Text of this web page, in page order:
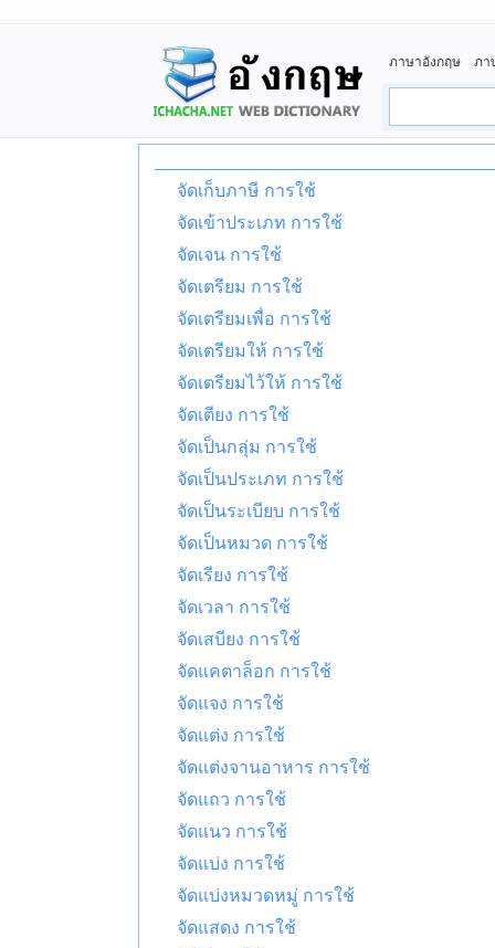
ภาษาอังกฤษ ภา
จัดเก็บภาษี การใช้
จัดเข้าประเภท การใช้
จัดเจน การใช้
จัดเตรียม การใช้
จัดเตรียมเพื่อ การใช้
จัดเตรียมให้ การใช้
จัดเตรียมไว้ให้ การใช้
จัดเตียง การใช้
จัดเป็นกลุ่ม การใช้
จัดเป็นประเภท การใช้
จัดเป็นระเบียบ การใช้
จัดเป็นหมวด การใช้
จัดเรียง การใช้
จัดเวลา การใช้
จัดเสบียง การใช้
จัดแคตาล็อก การใช้
จัดแจง การใช้
จัดแต่ง การใช้
จัดแต่งจานอาหาร การใช้
จัดแถว การใช้
จัดแนว การใช้
จัดแบ่ง การใช้
จัดแบ่งหมวดหมู่ การใช้
จัดแสดง การใช้